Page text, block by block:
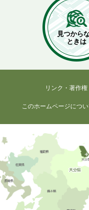
見つから
ときは
リンク・著作
このホームページにつ